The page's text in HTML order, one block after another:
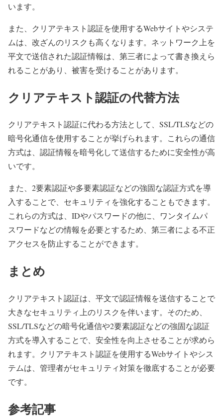
います。
また、クリアテキスト認証を使用するWebサイトやシステ
ムは、改ざんのリスクも高くなります。ネットワーク上を
平文で送信された認証情報は、第三者によって書き換えら
れることがあり、被害を受けることがあります。
クリアテキスト認証の代替方法
クリアテキスト認証に代わる方法として、SSL/TLSなどの
暗号化通信を使用することが挙げられます。これらの通信
方式は、認証情報を暗号化して送信するために安全性が高
いです。
また、2要素認証や多要素認証などの強固な認証方式を導
入することで、セキュリティを強化することもできます。
これらの方式は、IDやパスワードの他に、ワンタイムパ
スワードなどの情報を必要とするため、第三者による不正
アクセスを防止することができます。
まとめ
クリアテキスト認証は、平文で認証情報を送信することで
大きなセキュリティ上のリスクを伴います。そのため、
SSL/TLSなどの暗号化通信や2要素認証などの強固な認証
方式を導入することで、安全性を向上させることが求めら
れます。クリアテキスト認証を使用するWebサイトやシス
テムは、管理者がセキュリティ対策を徹底することが必要
です。
参考記事